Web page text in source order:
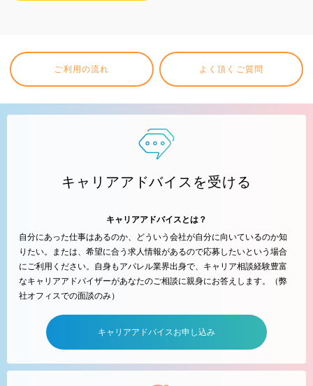
ご利用の流れ よく頂くご質問
キャリアアドバイスを受ける
キャリアアドバイスとは？
自分にあった仕事はあるのか、どういう会社が自分に向いているのか知
りたい。または、希望に合う求人情報があるので応募したいという場合
にご利用ください。自身もアパレル業界出身で、キャリア相談経験豊富
なキャリアアドバイザーがあなたのご相談に親身にお答えします。（弊
社オフィスでの面談のみ）
キャリアアドバイスお申し込み